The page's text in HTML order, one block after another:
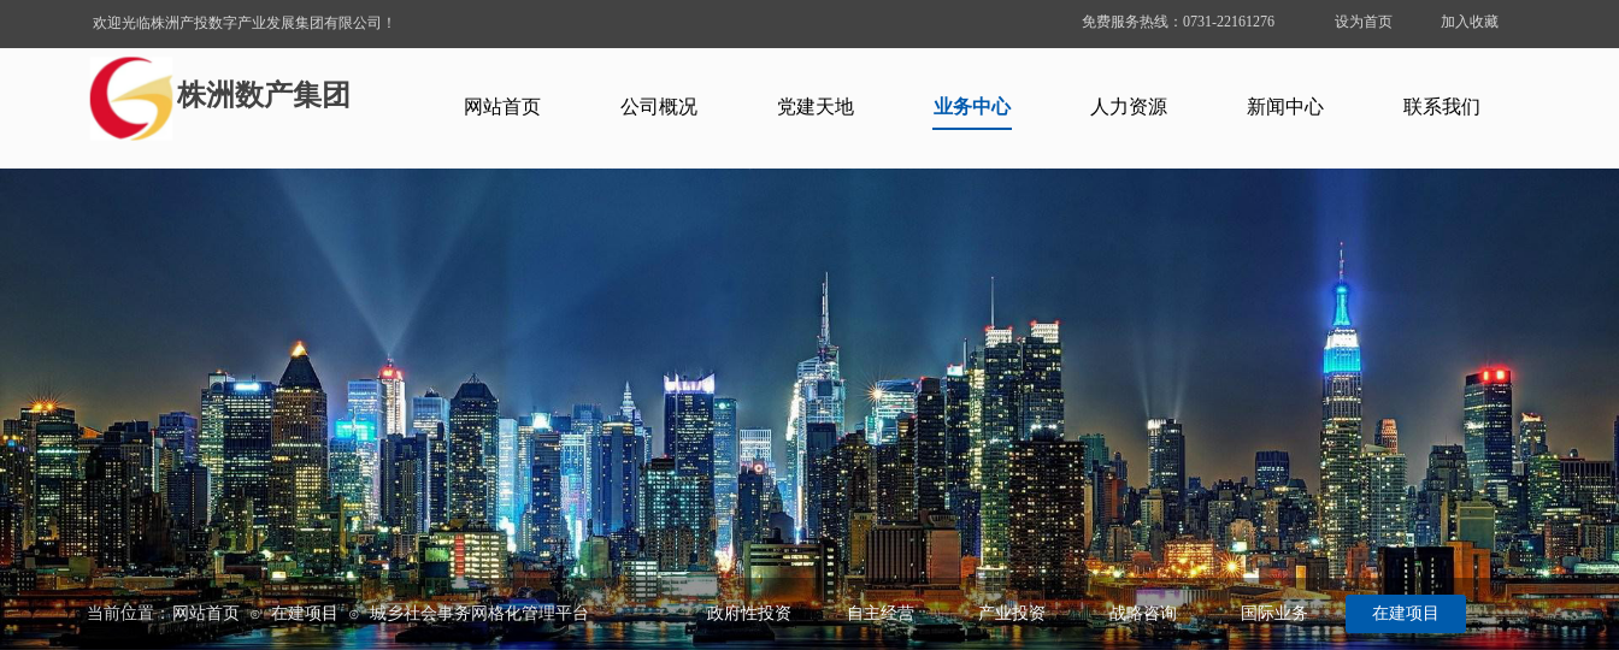
欢迎光临株洲产投数字产业发展集团有限公司！ 免费服务热线：0731-22161276 设为首页 加入收藏
网站首页 公司概况 党建天地 业务中心 人力资源 新闻中心 联系我们
株洲数产集团
当前位置：网站首页 ⊙ 在建项目 ⊙ 城乡社会事务网格化管理平台 政府性投资 自主经营 产业投资 战略咨询 国际业务 在建项目